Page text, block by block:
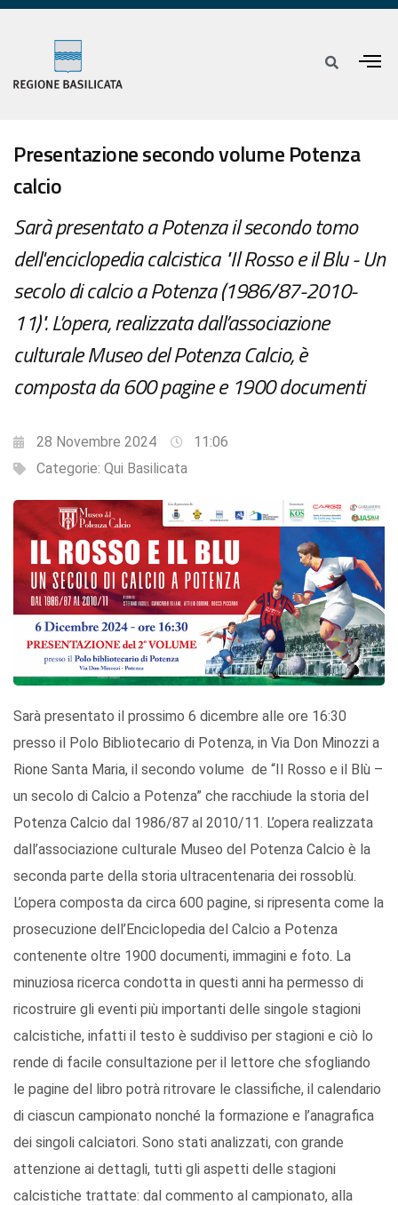
Presentazione secondo volume Potenza
calcio
Sarà presentato a Potenza il secondo tomo
dell'enciclopedia calcistica "Il Rosso e il Blu - Un
secolo di calcio a Potenza (1986/87-2010-
11)". L’opera, realizzata dall’associazione
culturale Museo del Potenza Calcio, è
composta da 600 pagine e 1900 documenti
28 Novembre 2024
11:06
Categorie: Qui Basilicata
Sarà presentato il prossimo 6 dicembre alle ore 16:30
presso il Polo Bibliotecario di Potenza, in Via Don Minozzi a
Rione Santa Maria, il secondo volume de “Il Rosso e il Blù –
un secolo di Calcio a Potenza” che racchiude la storia del
Potenza Calcio dal 1986/87 al 2010/11. L’opera realizzata
dall’associazione culturale Museo del Potenza Calcio è la
seconda parte della storia ultracentenaria dei rossoblù.
L’opera composta da circa 600 pagine, si ripresenta come la
prosecuzione dell’Enciclopedia del Calcio a Potenza
contenente oltre 1900 documenti, immagini e foto. La
minuziosa ricerca condotta in questi anni ha permesso di
ricostruire gli eventi più importanti delle singole stagioni
calcistiche, infatti il testo è suddiviso per stagioni e ciò lo
rende di facile consultazione per il lettore che sfogliando
le pagine del libro potrà ritrovare le classifiche, il calendario
di ciascun campionato nonché la formazione e l’anagrafica
dei singoli calciatori. Sono stati analizzati, con grande
attenzione ai dettagli, tutti gli aspetti delle stagioni
calcistiche trattate: dal commento al campionato, alla